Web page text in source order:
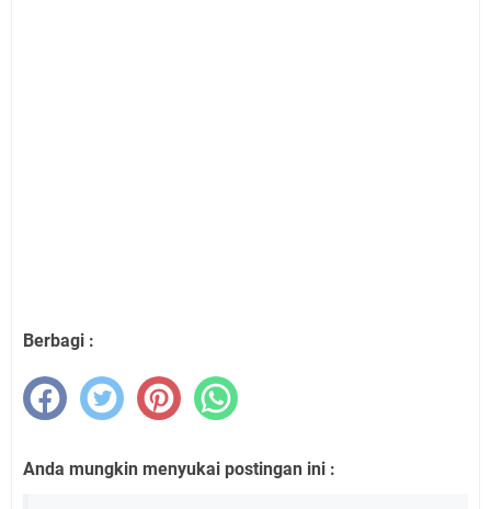
Berbagi :
Anda mungkin menyukai postingan ini :